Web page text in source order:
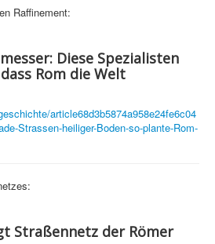
Raffinement:
Diese Spezialisten
Rom die Welt
article68d3b5874a958e24fe6c04
Strassen-heiliger-Boden-so-plante-Rom-
Straßennetz der Römer